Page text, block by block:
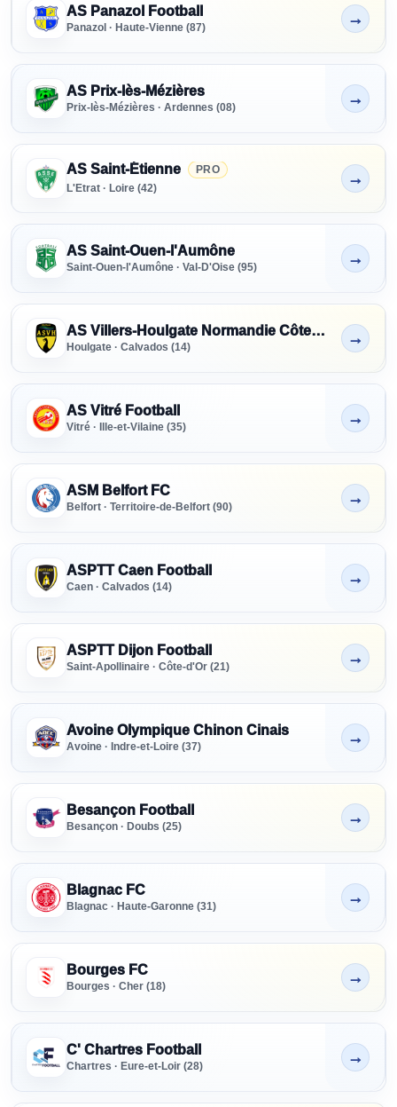
AS Panazol Football
Panazol · Haute-Vienne (87)
Non indiqué
→
AS Prix-lès-Mézières
Prix-lès-Mézières · Ardennes (08)
Non indiqué
→
AS Saint-Étienne
PRO
L'Etrat · Loire (42)
Non indiqué
→
AS Saint-Ouen-l'Aumône
Saint-Ouen-l'Aumône · Val-D'Oise (95)
Non indiqué
→
AS Villers-Houlgate Normandie Côte Fleurie
Houlgate · Calvados (14)
Non indiqué
→
AS Vitré Football
Vitré · Ille-et-Vilaine (35)
Non indiqué
→
ASM Belfort FC
Belfort · Territoire-de-Belfort (90)
Non indiqué
→
ASPTT Caen Football
Caen · Calvados (14)
Non indiqué
→
ASPTT Dijon Football
Saint-Apollinaire · Côte-d'Or (21)
Non indiqué
→
Avoine Olympique Chinon Cinais
Avoine · Indre-et-Loire (37)
Non indiqué
→
Besançon Football
Besançon · Doubs (25)
Non indiqué
→
Blagnac FC
Blagnac · Haute-Garonne (31)
Non indiqué
→
Bourges FC
Bourges · Cher (18)
Non indiqué
→
C' Chartres Football
Chartres · Eure-et-Loir (28)
Non indiqué
→